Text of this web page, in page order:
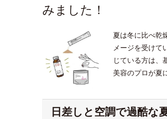
みました！
夏は冬に比べ乾
メージを受けて
じている方は、
美容のプロが夏
日差しと空調で過酷な